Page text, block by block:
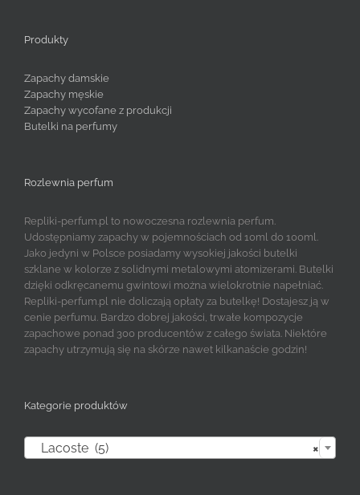
Produkty
Zapachy damskie
Zapachy męskie
Zapachy wycofane z produkcji
Butelki na perfumy
Rozlewnia perfum
Repliki-perfum.pl to nowoczesna rozlewnia perfum.
Udostępniamy zapachy w pojemnościach od 10ml do 100ml.
Jako jedyni w Polsce posiadamy wysokiej jakości butelki
szklane w kolorze z solidnymi metalowymi atomizerami. Butelki
dzięki odkręcanemu gwintowi można wielokrotnie napełniać.
Repliki-perfum.pl nie doliczają opłaty za butelkę! Dostajesz ją w
cenie perfumu. Bardzo dobrej jakości, trwałe kompozycje
zapachowe ponad 300 producentów z całego świata. Niektóre
zapachy utrzymują się na skórze nawet kilkanaście godzin!
Kategorie produktów
×
Lacoste (5)